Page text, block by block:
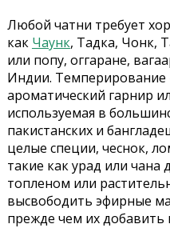
Любой чатни требует
как Чаунк, Тадка, Чонк,
или попу, оггаране,
Индии. Темперирование
ароматический гарнир
используемая в
пакистанских и
целые специи, чеснок,
такие как урад или чана
топленом или
высвободить эфирные
прежде чем их добавить